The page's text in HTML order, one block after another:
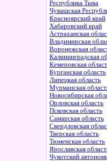
Республика Тыва
Чувашская
Красноярский край
Хабаровский край
Астраханская
Владимирская
Воронежская
Калининградская
Кемеровская
Курганская область
Липецкая область
Мурманская
Новосибирская
Орловская область
Псковская область
Самарская область
Свердловская
Тверская область
Тюменская область
Ярославская
Чукотский